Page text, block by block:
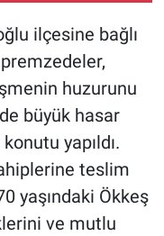
ilçesine bağlı
huzurunu
büyük hasar
yapıldı.
teslim
yaşındaki Ökkeş
ve mutlu